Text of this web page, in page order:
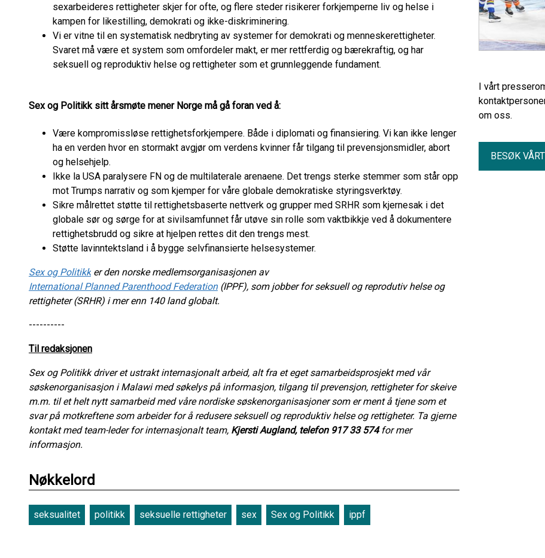
sexarbeideres rettigheter skjer for ofte, og flere steder risikerer forkjemperne liv og helse i
kampen for likestilling, demokrati og ikke-diskriminering.
Vi er vitne til en systematisk nedbryting av systemer for demokrati og menneskerettigheter.
Svaret må være et system som omfordeler makt, er mer rettferdig og bærekraftig, og har
seksuell og reproduktiv helse og rettigheter som et grunnleggende fundament.
Sex og Politikk sitt årsmøte mener Norge må gå foran ved å:
Være kompromissløse rettighetsforkjempere. Både i diplomati og finansiering. Vi kan ikke lenger
ha en verden hvor en stormakt avgjør om verdens kvinner får tilgang til prevensjonsmidler, abort
og helsehjelp.
Ikke la USA paralysere FN og de multilaterale arenaene. Det trengs sterke stemmer som står opp
mot Trumps narrativ og som kjemper for våre globale demokratiske styringsverktøy.
Sikre målrettet støtte til rettighetsbaserte nettverk og grupper med SRHR som kjernesak i det
globale sør og sørge for at sivilsamfunnet får utøve sin rolle som vaktbikkje ved å dokumentere
rettighetsbrudd og sikre at hjelpen rettes dit den trengs mest.
Støtte lavinntektsland i å bygge selvfinansierte helsesystemer.
Sex og Politikk er den norske medlemsorganisasjonen av
International Planned Parenthood Federation (IPPF), som jobber for seksuell og reprodutiv helse og
rettigheter (SRHR) i mer enn 140 land globalt.
----------
Til redaksjonen
Sex og Politikk driver et ustrakt internasjonalt arbeid, alt fra et eget samarbeidsprosjekt med vår
søskenorganisasjon i Malawi med søkelys på informasjon, tilgang til prevensjon, rettigheter for skeive
m.m. til et helt nytt samarbeid med våre nordiske søskenorganisasjoner som er ment å tjene som et
svar på motkreftene som arbeider for å redusere seksuell og reproduktiv helse og rettigheter. Ta gjerne
kontakt med team-leder for internasjonalt team, Kjersti Augland, telefon 917 33 574for mer
informasjon.
Nøkkelord
seksualitet politikk seksuelle rettigheter sex Sex og Politikk ippf
I vårt
om oss.
BESØK